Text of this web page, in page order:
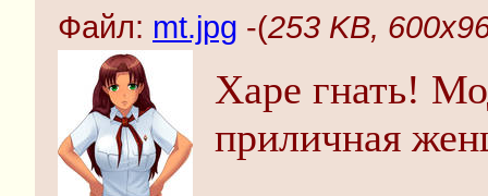
Файл: mt.jpg -(253 KB,
Харе гнать!
приличная